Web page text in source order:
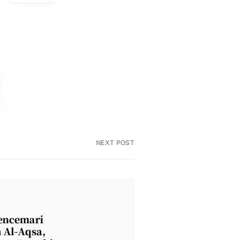
NEXT POST
Al-Aqsa,